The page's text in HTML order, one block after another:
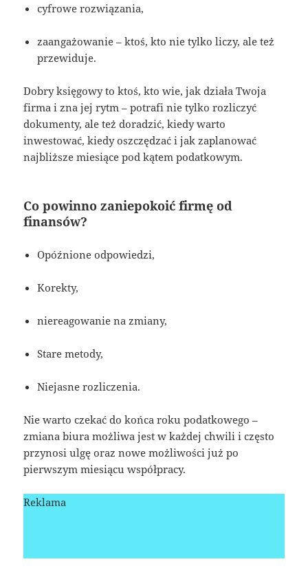
cyfrowe rozwiązania,
zaangażowanie – ktoś, kto nie tylko liczy, ale też
przewiduje.
Dobry księgowy to ktoś, kto wie, jak działa Twoja
firma i zna jej rytm – potrafi nie tylko rozliczyć
dokumenty, ale też doradzić, kiedy warto
inwestować, kiedy oszczędzać i jak zaplanować
najbliższe miesiące pod kątem podatkowym.
Co powinno zaniepokoić firmę od
finansów?
Opóźnione odpowiedzi,
Korekty,
niereagowanie na zmiany,
Stare metody,
Niejasne rozliczenia.
Nie warto czekać do końca roku podatkowego –
zmiana biura możliwa jest w każdej chwili i często
przynosi ulgę oraz nowe możliwości już po
pierwszym miesiącu współpracy.
Reklama